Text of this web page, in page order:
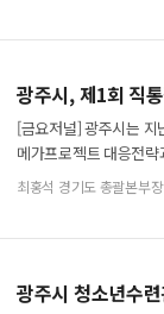
광주시, 제1회 직
[금요저널] 광주시는 지
메가프로젝트 대응전
이번 토론회는 기존 보
최홍석 경기도 총괄본부장
광주시 청소년수